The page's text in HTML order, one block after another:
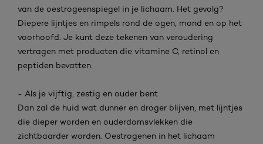
van de oestrogeenspiegel in je lichaam. Het gevolg?
Diepere lijntjes en rimpels rond de ogen, mond en op het
voorhoofd. Je kunt deze tekenen van veroudering
vertragen met producten die vitamine C, retinol en
peptiden bevatten.
- Als je vijftig, zestig en ouder bent
Dan zal de huid wat dunner en droger blijven, met lijntjes
die dieper worden en ouderdomsvlekken die
zichtbaarder worden. Oestrogenen in het lichaam